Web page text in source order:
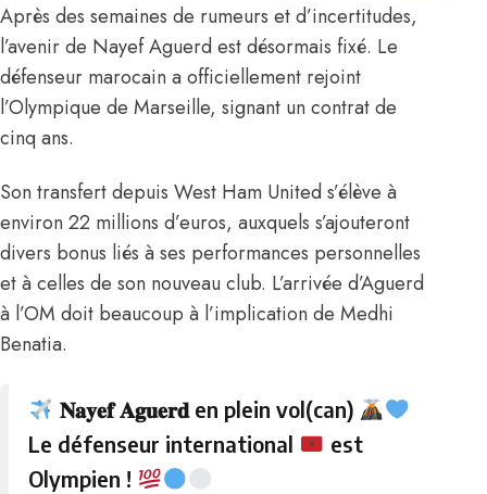
Après des semaines de rumeurs et d’incertitudes,
l’avenir de Nayef Aguerd est désormais fixé. Le
défenseur marocain a officiellement rejoint
l’Olympique de Marseille, signant un contrat de
cinq ans.
Son transfert depuis West Ham United s’élève à
environ 22 millions d’euros, auxquels s’ajouteront
divers bonus liés à ses performances personnelles
et à celles de son nouveau club. L’arrivée d’Aguerd
à l’OM doit beaucoup à l’implication de Medhi
Benatia.
𝐍𝐚𝐲𝐞𝐟 𝐀𝐠𝐮𝐞𝐫𝐝 en plein vol(can)
Le défenseur international
est
Olympien !